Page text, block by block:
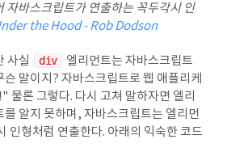
자바스크립트가 연출하는 꼭두각시 인
the Hood - Rob Dodson
사실 div
엘리먼트는 자바스크립트
말이지? 자바스크립트로 웹 애플리케
물론 그렇다. 다시 고쳐 말하자면 엘리
알지 못하며, 자바스크립트는 엘리먼
인형처럼 연출한다. 아래의 익숙한 코드